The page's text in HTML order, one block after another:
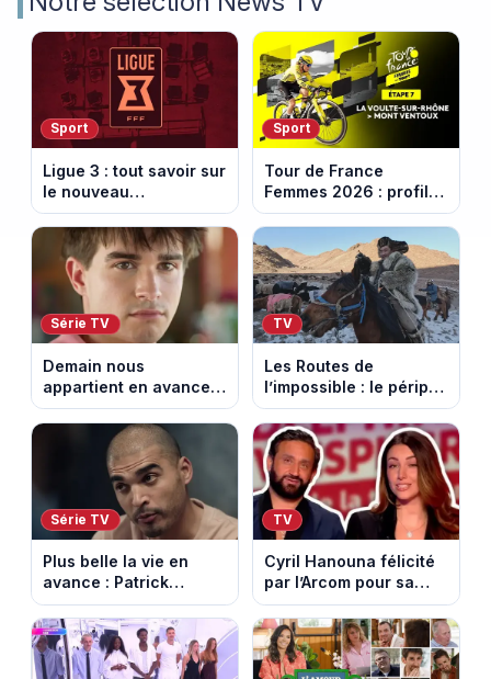
Sport
Ligue 3 : tout savoir sur
le nouveau
championnat qui
succède au National
Sport
Tour de France
Femmes 2026 : profil
et horaires de la 7e
étape entre La Voulte-
sur-Rhône et le Mont
Ventoux
Série TV
Demain nous
appartient en avance:
Samuel perd le
contrôle. Episode du 10
août 2026.
TV
Les Routes de
l’impossible : le périple
glacial d’une famille
nomade en Mongolie
Série TV
Plus belle la vie en
avance : Patrick
Nebout est-il mort ?
Episode du 10 août
2026 (spoiler)
TV
Cyril Hanouna félicité
par l’Arcom pour sa
maîtrise de l’antenne
face aux propos de
Delphine Wespiser sur
le cancer